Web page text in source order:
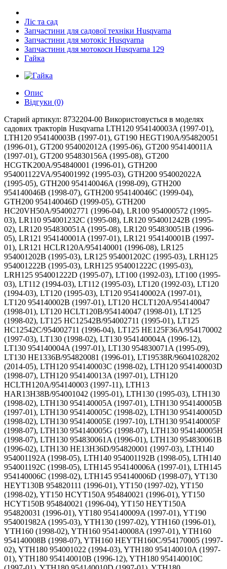
Ліс та сад
Запчастини для садової техніки Husqvarna
Запчастини для мотокіс Husqvarna
Запчастини для мотокоси Husqvarna 129
Гайка
Опис
Відгуки (0)
Старий артикул: 8732204-00 Використовується в моделях
садових тракторів Husqvarna LTH120 954140003A (1997-01),
LTH120 954140003B (1997-01), GT190 HEGT190A/954820051
(1996-01), GT200 954002012A (1995-06), GT200 954140011A
(1997-01), GT200 954830156A (1995-08), GT200
HCGTK200A/954840001 (1996-01), GTH200
954001122VA/954001992 (1995-03), GTH200 954002022A
(1995-05), GTH200 954140046A (1998-09), GTH200
954140046B (1998-07), GTH200 954140046C (1999-04),
GTH200 954140046D (1999-05), GTH200
HC20VH50A/954002771 (1996-04), LR100 954000572 (1995-
03), LR110 954001232C (1995-08), LR120 954001242B (1995-
02), LR120 954830051A (1995-08), LR120 954830051B (1996-
05), LR121 954140001A (1997-01), LR121 954140001B (1997-
01), LR121 HCLR120A/954140001 (1996-08), LR125
954001202B (1995-03), LR125 954001202C (1995-03), LRH125
954001222B (1995-03), LRH125 954001222C (1995-03),
LRH125 954001222D (1995-07), LT100 (1992-03), LT100 (1995-
03), LT112 (1994-03), LT112 (1995-03), LT120 (1992-03), LT120
(1994-03), LT120 (1995-03), LT120 954140002A (1997-01),
LT120 954140002B (1997-01), LT120 HCLT120A/954140047
(1998-01), LT120 HCLT120B/954140047 (1998-01), LT125
(1998-02), LT125 HC12542B/954002711 (1995-01), LT125
HC12542C/954002711 (1996-04), LT125 HE125F36A/954170002
(1997-03), LT130 (1998-02), LT130 954140004A (1996-12),
LT130 954140004A (1997-01), LT130 954830071A (1995-09),
LT130 HE1336B/954820081 (1996-01), LT19538R/96041028202
(2014-05), LTH120 954140003C (1998-02), LTH120 954140003D
(1998-07), LTH120 954140013A (1997-01), LTH120
HCLTH120A/954140003 (1997-11), LTH13
HAR13H38B/954001042 (1995-01), LTH130 (1995-03), LTH130
(1998-02), LTH130 954140005A (1997-01), LTH130 954140005B
(1997-01), LTH130 954140005C (1998-02), LTH130 954140005D
(1998-02), LTH130 954140005E (1997-10), LTH130 954140005F
(1998-07), LTH130 954140005G (1998-07), LTH130 954140005H
(1998-07), LTH130 954830061A (1996-01), LTH130 954830061B
(1996-02), LTH130 HE13H36D/954820001 (1997-03), LTH140
954001192A (1998-05), LTH140 954001192B (1998-05), LTH140
954001192C (1998-05), LTH145 954140006A (1997-01), LTH145
954140006C (1998-02), LTH145 954140006D (1998-07), YT130
HEYT130B 954820111 (1996-01), YT150 (1997-02), YT150
(1998-02), YT150 HCYT150A 954840021 (1996-01), YT150
HCYT150B 954840021 (1996-04), YT150 HEYT150A
954820031 (1996-01), YT180 954140009A (1997-01), YT190
954001982A (1995-03), YTH130 (1997-02), YTH160 (1996-01),
YTH160 (1998-02), YTH160 954140008A (1997-01), YTH160
954140008B (1998-07), YTH160 HEYTH160C/954170005 (1997-
02), YTH180 954001022 (1994-03), YTH180 954140010A (1997-
01), YTH180 954140010B (1996-12), YTH180 954140010C